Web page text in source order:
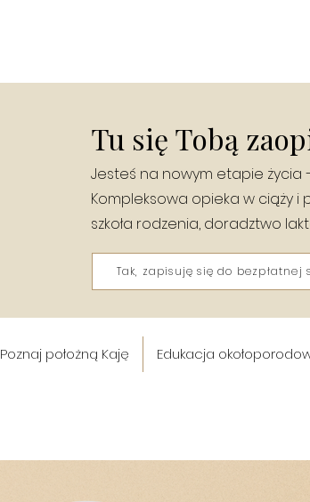
Tu się Tobą
Jesteś na nowym etapie życia
Kompleksowa opieka w ciąży
szkoła rodzenia, doradztwo
Tak, zapisuję się do bezpłatnej
Poznaj położną Kaję Edukacja